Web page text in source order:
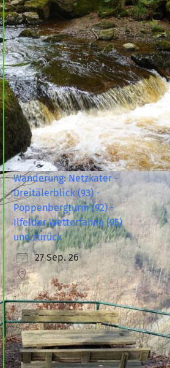
Wanderung: Netzkater -
Dreitälerblick (93) -
Poppenbergturm (92) -
Ilfelder Wetterfahne (95)
und zurück
27 Sep. 26